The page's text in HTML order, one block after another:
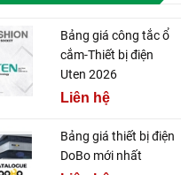
Bảng giá công tắc ổ
cắm-Thiết bị điện
Uten 2026
Liên hệ
Bảng giá thiết bị điện
DoBo mới nhất